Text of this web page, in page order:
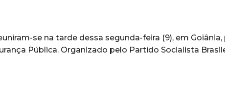
se na tarde dessa segunda-feira (9), em
Pública. Organizado pelo Partido Socialista